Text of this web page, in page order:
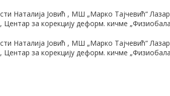
Наталија Јовић , МШ „Марко Тајчевић“
за корекцију деформ. кичме
Наталија Јовић , МШ „Марко Тајчевић“
за корекцију деформ. кичме